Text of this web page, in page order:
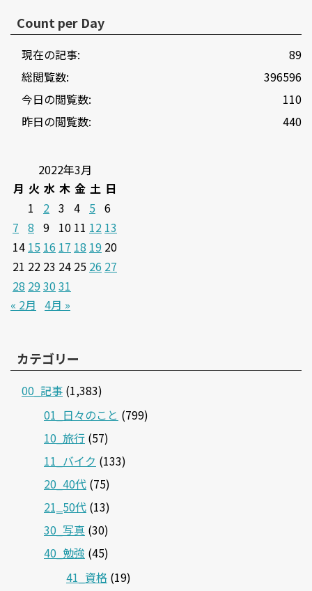
Count per Day
89
現在の記事:
396596
総閲覧数:
110
今日の閲覧数:
440
昨日の閲覧数:
2022年3月
月 火 水 木 金 土 日
1
2 3 4 5 6
7 8 9 10 11 12 13
14 15 16 17 18 19 20
21 22 23 24 25 26 27
28 293031
« 2月 4月 »
カテゴリー
00_記事 (1,383)
01_日々のこと (799)
10_旅行 (57)
11_バイク (133)
20_40代 (75)
21‗50代 (13)
30_写真 (30)
40_勉強 (45)
41_資格 (19)